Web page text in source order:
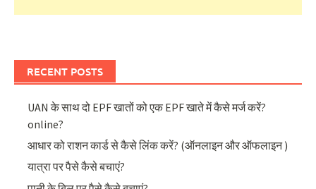
RECENT POSTS
UAN के साथ दो EPF खातों को एक EPF खाते में कैसे मर्ज करें?
online?
आधार को राशन कार्ड से कैसे लिंक करें? (ऑनलाइन और ऑफलाइन )
यात्रा पर पैसे कैसे बचाएं?